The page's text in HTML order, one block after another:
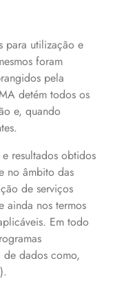
para utilização e
foram
pela
detém todos os
e, quando
resultados obtidos
no âmbito das
de serviços
ainda nos termos
Em todo
de dados como,